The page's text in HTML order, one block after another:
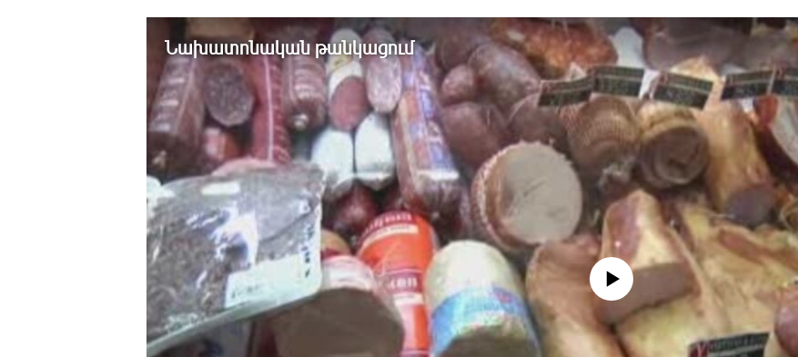
ՄԵԿՆԱԲԱՆՈՒԹՅՈՒՆ
ՁԳՏԵԼՈՎ ԼԱՎԱԳՈՒՅՆԻՆ
Նախատոնական թանկացում
No media source currently available